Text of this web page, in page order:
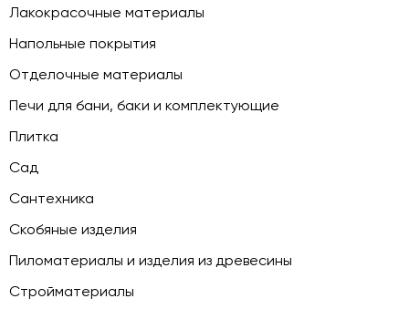
Лакокрасочные материалы
Напольные покрытия
Отделочные материалы
Печи для бани, баки и комплектующие
Плитка
Сад
Сантехника
Скобяные изделия
Пиломатериалы и изделия из древесины
Стройматериалы